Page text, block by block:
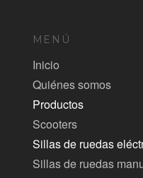
MENÚ
Inicio
Quiénes somos
Productos
Scooters
Sillas de ruedas
Sillas de ruedas